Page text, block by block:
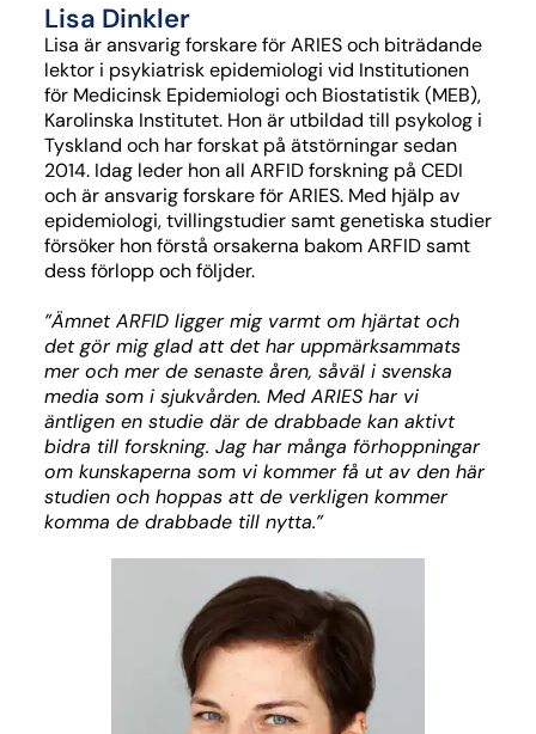
Lisa Dinkler
Lisa äransvarig forskare för ARIES och biträdande
lektor i psykiatrisk epidemiologi vid Institutionen
för Medicinsk Epidemiologi och Biostatistik(MEB),
Karolinska Institutet. Honär utbildad till psykolog i
Tyskland och harforskat på ätstörningar sedan
2014. Idag leder honall ARFID forskning på CEDI
och äransvarig forskare för ARIES. Med hjälp av
epidemiologi, tvillingstudier samt genetiska studier
försöker hon förstå orsakerna bakom ARFID samt
dess förlopp och följder.
”Ämnet ARFID ligger mig varmt om hjärtat och
det gör mig glad att det har uppmärksammats
mer och mer de senaste åren, såväl i svenska
media som i sjukvården. Med ARIES har vi
äntligen en studie där de drabbade kan aktivt
bidra till forskning. Jag har många förhoppningar
om kunskaperna som vi kommer få ut av den här
studien och hoppas att de verkligen kommer
komma de drabbade till nytta.”